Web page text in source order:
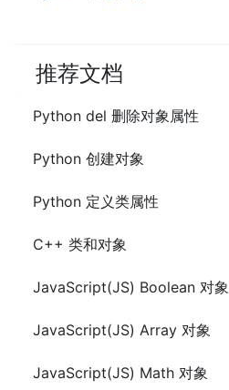
推荐文档
Python del 删除对象属性
Python 创建对象
Python 定义类属性
C++ 类和对象
JavaScript(JS) Boolean 对象
JavaScript(JS) Array 对象
JavaScript(JS) Math 对象